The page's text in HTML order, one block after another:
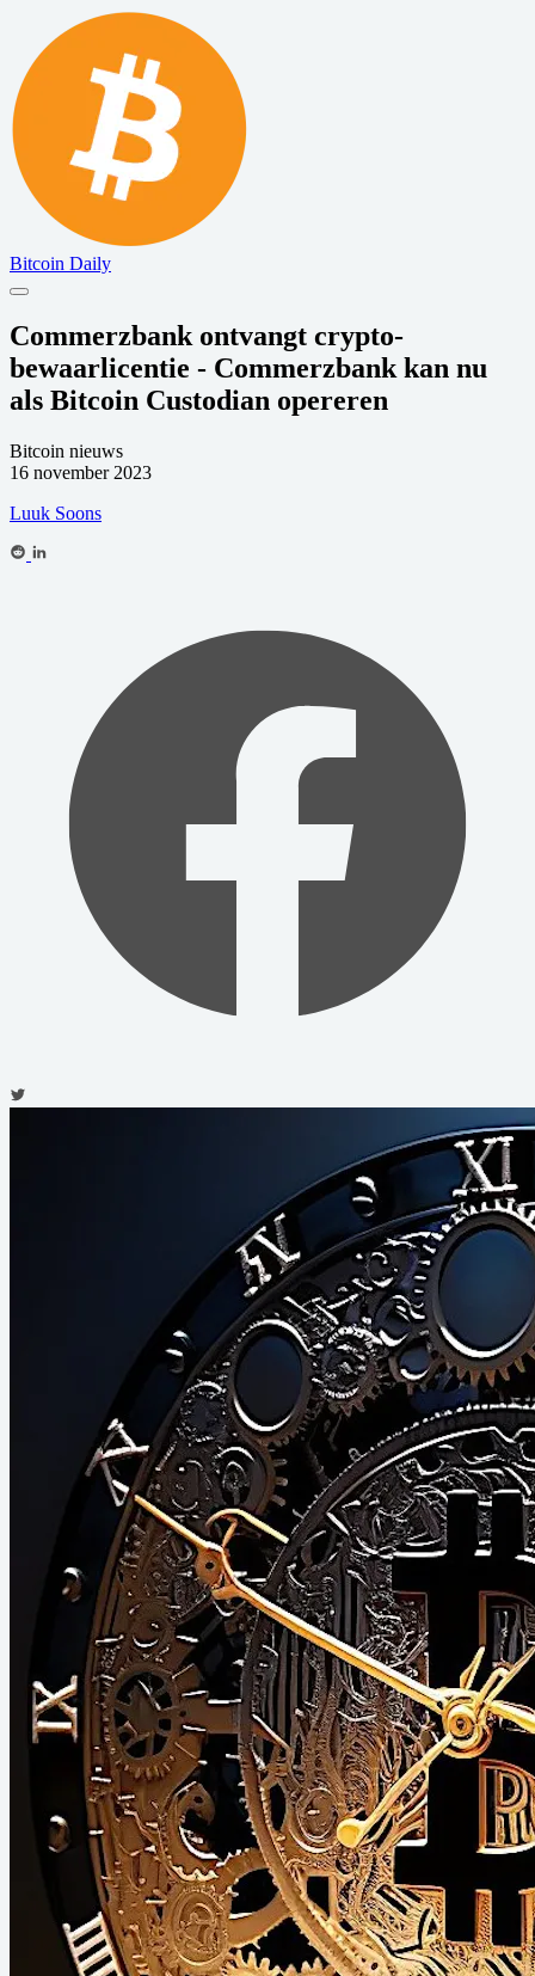
Bitcoin Daily
Commerzbank ontvangt crypto-
bewaarlicentie - Commerzbank kan nu
als Bitcoin Custodian opereren
Bitcoin nieuws
16 november 2023
Luuk Soons